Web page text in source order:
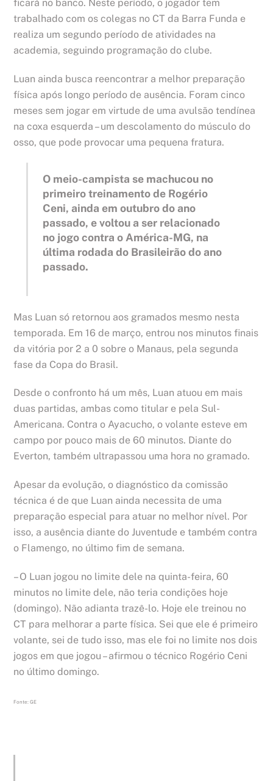
ficará no banco. Neste período, o jogador tem
trabalhado com os colegas no CT da Barra Funda e
realiza um segundo período de atividades na
academia, seguindo programação do clube.
Luan ainda busca reencontrar a melhor preparação
física após longo período de ausência. Foram cinco
meses sem jogar em virtude de uma avulsão tendínea
na coxa esquerda – um descolamento do músculo do
osso, que pode provocar uma pequena fratura.
O meio-campista se machucou no
primeiro treinamento de Rogério
Ceni, ainda em outubro do ano
passado, e voltou a ser relacionado
no jogo contra o América-MG, na
última rodada do Brasileirão do ano
passado.
Mas Luan só retornou aos gramados mesmo nesta
temporada. Em 16 de março, entrou nos minutos finais
da vitória por 2 a 0 sobre o Manaus, pela segunda
fase da Copa do Brasil.
Desde o confronto há um mês, Luan atuou em mais
duas partidas, ambas como titular e pela Sul-
Americana. Contra o Ayacucho, o volante esteve em
campo por pouco mais de 60 minutos. Diante do
Everton, também ultrapassou uma hora no gramado.
Apesar da evolução, o diagnóstico da comissão
técnica é de que Luan ainda necessita de uma
preparação especial para atuar no melhor nível. Por
isso, a ausência diante do Juventude e também contra
o Flamengo, no último fim de semana.
– O Luan jogou no limite dele na quinta-feira, 60
minutos no limite dele, não teria condições hoje
(domingo). Não adianta trazê-lo. Hoje ele treinou no
CT para melhorar a parte física. Sei que ele é primeiro
volante, sei de tudo isso, mas ele foi no limite nos dois
jogos em que jogou – afirmou o técnico Rogério Ceni
no último domingo.
Fonte: GE